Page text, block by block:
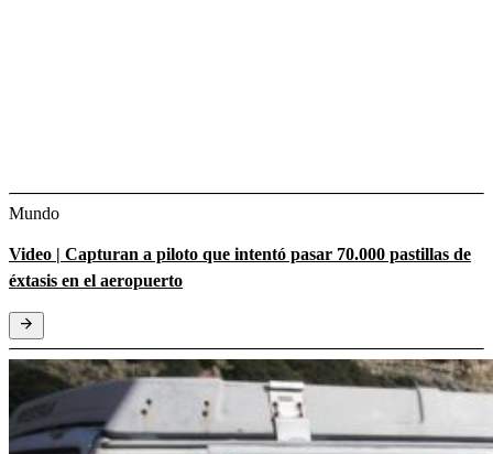
Mundo
Video | Capturan a piloto que intentó pasar 70.000 pastillas de
éxtasis en el aeropuerto